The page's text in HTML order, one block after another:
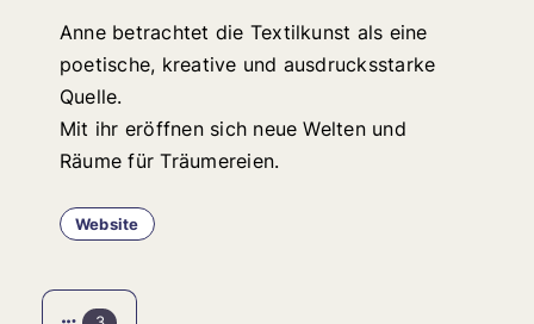
Anne betrachtet die Textilkunst als eine
poetische, kreative und ausdrucksstarke
Quelle.
Mit ihr eröffnen sich neue Welten und
Räume für Träumereien.
Website